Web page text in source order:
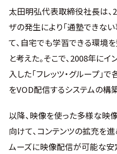
太田明弘代表取締役社長は、
ザの発生により「通塾できな
て、自宅でも学習できる環境
と考えた。そこで、2008年に
入した「フレッツ・グループ」
をVOD配信するシステムの構
以降、映像を使った多様な映
向けて、コンテンツの拡充を進
ムーズに映像配信が可能な